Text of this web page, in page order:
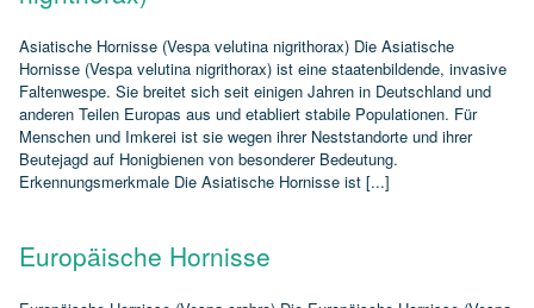
Asiatische Hornisse (Vespa velutina nigrithorax) Die Asiatische
Hornisse (Vespa velutina nigrithorax) ist eine staatenbildende, invasive
Faltenwespe. Sie breitet sich seit einigen Jahren in Deutschland und
anderen Teilen Europas aus und etabliert stabile Populationen. Für
Menschen und Imkerei ist sie wegen ihrer Neststandorte und ihrer
Beutejagd auf Honigbienen von besonderer Bedeutung.
Erkennungsmerkmale Die Asiatische Hornisse ist [...]
Europäische Hornisse